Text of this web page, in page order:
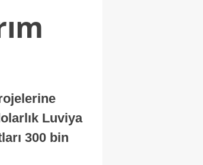
Luviya
300 bin